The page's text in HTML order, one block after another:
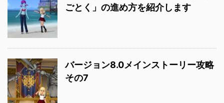
ごとく」の進め方を紹介します
バージョン8.0メインストーリー攻略
その7